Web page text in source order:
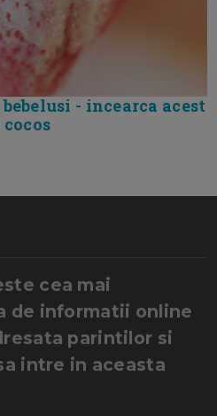
- incearca acest
cea mai
de informatii online
parintilor si
intre in aceasta